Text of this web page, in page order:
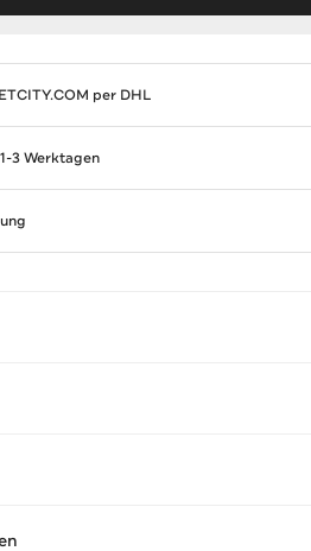
per DHL
3 Werktagen